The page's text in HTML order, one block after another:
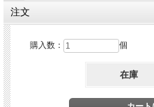
注文
購入数： 個
在庫